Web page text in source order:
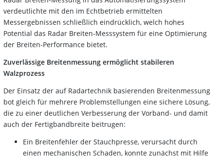
verdeutlichte mit den im Echtbetrieb ermittelten
Messergebnissen schließlich eindrücklich, welch hohes
Potential das Radar Breiten-Messsystem für eine Optimierung
der Breiten-Performance bietet.
Zuverlässige Breitenmessung ermöglicht stabileren
Walzprozess
Der Einsatz der auf Radartechnik basierenden Breitenmessung
bot gleich für mehrere Problemstellungen eine sichere Lösung,
die zu einer deutlichen Verbesserung der Vorband- und damit
auch der Fertigbandbreite beitrugen:
Ein Breitenfehler der Stauchpresse, verursacht durch
einen mechanischen Schaden, konnte zunächst mit Hilfe